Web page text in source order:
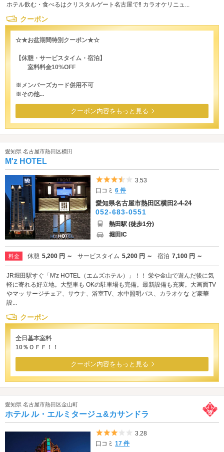
ホテル飲む・食べるはクリスタルゲート名古屋で‼ カラオケリニュ...
クーポン
☆★お盆期間特別クーポン★☆
【休憩・サービスタイム・宿泊】
室料料金10%OFF
※メンバーズカード併用不可
※その他...
クーポン内容をもっと見る
愛知県 名古屋市熱田区横田
M'z HOTEL
5つ星のうち3.5
3.53
口コミ6 件
愛知県名古屋市熱田区横田2-4-24
052-683-0551
熱田駅 (徒歩1分)
堀田IC
料金 休憩 5,200 円 ～ サービスタイム 5,200 円 ～ 宿泊 7,100 円 ～
JR堀田駅すぐ「M'z HOTEL（エムズホテル）」！！ 栄や金山で遊んだ後に気
軽に寄れる好立地。大型車も OKの駐車場も完備。最新設備も充実。大画面TV
やマッ サージチェア、サウナ、浴室TV、水中照明バス、カラオケな ど豪華
設...
クーポン
全日基本室料
10％ＯＦＦ！！
クーポン内容をもっと見る
愛知県 名古屋市熱田区金山町
ホテル ル・エルミタージュ&カサンドラ
5つ星のうち3
3.28
口コミ17 件